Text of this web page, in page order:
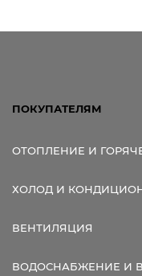
ПОКУПАТЕЛЯМ
ОТОПЛЕНИЕ И
ХОЛОД И
ВЕНТИЛЯЦИЯ
ВОДОСНАБЖЕНИЕ И